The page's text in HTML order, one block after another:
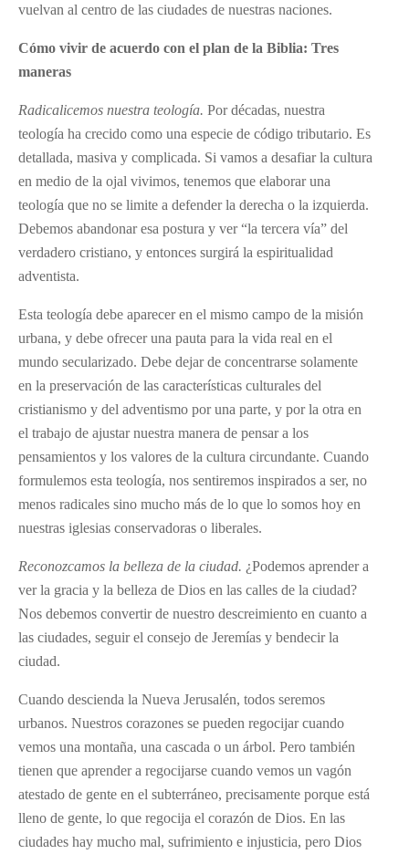
vuelvan al centro de las ciudades de nuestras naciones.
Cómo vivir de acuerdo con el plan de la Biblia: Tres
maneras
Radicalicemos nuestra teología. Por décadas, nuestra
teología ha crecido como una especie de código tributario. Es
detallada, masiva y complicada. Si vamos a desafiar la cultura
en medio de la ojal vivimos, tenemos que elaborar una
teología que no se limite a defender la derecha o la izquierda.
Debemos abandonar esa postura y ver “la tercera vía” del
verdadero cristiano, y entonces surgirá la espiritualidad
adventista.
Esta teología debe aparecer en el mismo campo de la misión
urbana, y debe ofrecer una pauta para la vida real en el
mundo secularizado. Debe dejar de concentrarse solamente
en la preservación de las características culturales del
cristianismo y del adventismo por una parte, y por la otra en
el trabajo de ajustar nuestra manera de pensar a los
pensamientos y los valores de la cultura circundante. Cuando
formulemos esta teología, nos sentiremos inspirados a ser, no
menos radicales sino mucho más de lo que lo somos hoy en
nuestras iglesias conservadoras o liberales.
Reconozcamos la belleza de la ciudad. ¿Podemos aprender a
ver la gracia y la belleza de Dios en las calles de la ciudad?
Nos debemos convertir de nuestro descreimiento en cuanto a
las ciudades, seguir el consejo de Jeremías y bendecir la
ciudad.
Cuando descienda la Nueva Jerusalén, todos seremos
urbanos. Nuestros corazones se pueden regocijar cuando
vemos una montaña, una cascada o un árbol. Pero también
tienen que aprender a regocijarse cuando vemos un vagón
atestado de gente en el subterráneo, precisamente porque está
lleno de gente, lo que regocija el corazón de Dios. En las
ciudades hay mucho mal, sufrimiento e injusticia, pero Dios